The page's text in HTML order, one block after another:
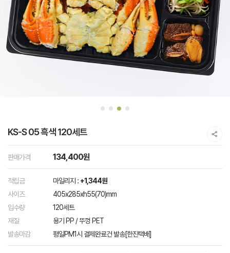
KS-S 05 흑색 120세트
판매가격 134,400원
적립금 마일리지 : +1,344원
사이즈
405x285xh55(70)mm
입수량
120세트
재질
용기 PP / 뚜껑 PET
발송마감
평일PM1시 결제완료건 발송[한진택배]